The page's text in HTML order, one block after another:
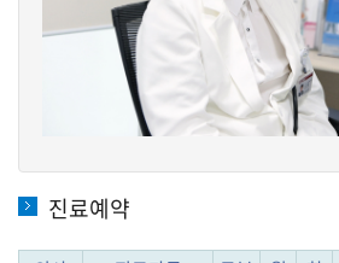
진료예약